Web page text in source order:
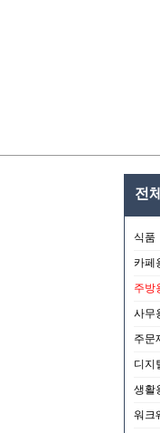
전
식품
카페
주방
사무
주문
디지
생활
워크